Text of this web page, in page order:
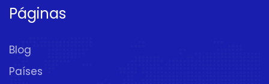
Páginas
Blog
Países